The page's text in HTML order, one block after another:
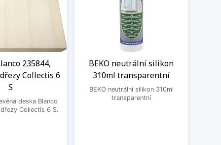
235844,
Collectis 6
S
deska Blanco
Collectis 6 S.
BEKO neutrální silikon
310ml transparentní
BEKO neutrální silikon 310ml
transparentní